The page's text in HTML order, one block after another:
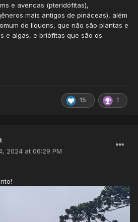
e avencas (pteridófitas),
mais antigos de pináceas), além
de líquens, que não são plantas e
e algas, e briófitas que são os
15 1
2024 at 06:29 PM